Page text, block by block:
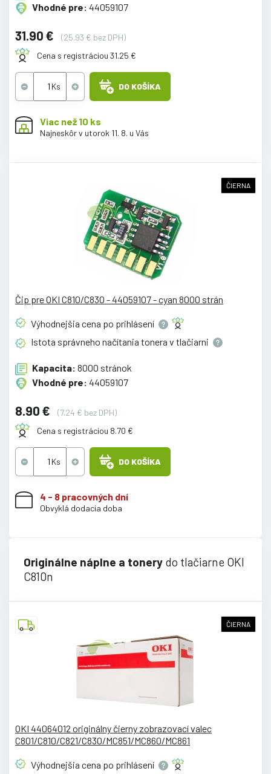
Vhodné pre: 44059107
31.90 €
(25.93 € bez DPH)
Cena s registráciou 31.25 €
DO KOŠÍKA
Viac než 10 ks
Najneskôr v utorok 11. 8. u Vás
ČIERNA
Čip pre OKI C810/C830 - 44059107 - cyan 8000 strán
Výhodnejšia cena po prihlásení
Istota správneho načítania tonera v tlačiarni
Kapacita: 8000 stránok
Vhodné pre: 44059107
8.90 €
(7.24 € bez DPH)
Cena s registráciou 8.70 €
DO KOŠÍKA
4 - 8 pracovných dní
Obvyklá dodacia doba
Originálne náplne a tonery do tlačiarne OKI
C810n
ČIERNA
OKI 44064012 originálny čierny zobrazovací valec
C801/C810/C821/C830/MC851/MC860/MC861
Výhodnejšia cena po prihlásení